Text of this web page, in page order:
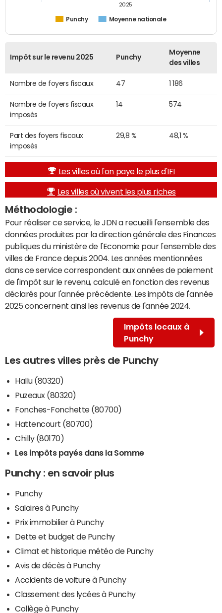
Punchy Moyenne nationale
2025
Impôt sur le revenu 2025 Punchy
Moyenne
des villes
Nombre de foyers fiscaux 47 1 186
Nombre de foyers fiscaux
imposés
14 574
Part des foyers fiscaux
imposés
29,8 % 48,1 %
Les villes où l'on paye le plus d'IFI
Les villes où vivent les plus riches
Méthodologie :
Pour réaliser ce service, le JDN a recueilli l'ensemble des
données produites par la direction générale des Finances
publiques du ministère de l'Economie pour l'ensemble des
villes de France depuis 2004. Les années mentionnées
dans ce service correspondent aux années de paiement
de l'impôt sur le revenu, calculé en fonction des revenus
déclarés pour l'année précédente. Les impôts de l'année
2025 concernent ainsi les revenus de l'année 2024.
Impôts locaux à
Punchy
Les autres villes près de Punchy
Hallu (80320)
Puzeaux (80320)
Fonches-Fonchette (80700)
Hattencourt (80700)
Chilly (80170)
Les impôts payés dans la Somme
Punchy : en savoir plus
Punchy
Salaires à Punchy
Prix immobilier à Punchy
Dette et budget de Punchy
Climat et historique météo de Punchy
Avis de décès à Punchy
Accidents de voiture à Punchy
Classement des lycées à Punchy
Collège à Punchy